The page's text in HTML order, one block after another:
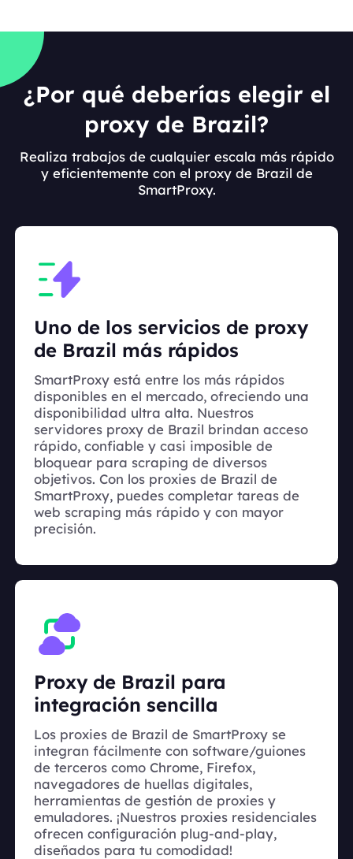
¿Por qué deberías elegir el
proxy de Brazil?
Realiza trabajos de cualquier escala más rápido
y eficientemente con el proxy de Brazil de
SmartProxy.
Uno de los servicios de proxy
de Brazil más rápidos
SmartProxy está entre los más rápidos
disponibles en el mercado, ofreciendo una
disponibilidad ultra alta. Nuestros
servidores proxy de Brazil brindan acceso
rápido, confiable y casi imposible de
bloquear para scraping de diversos
objetivos. Con los proxies de Brazil de
SmartProxy, puedes completar tareas de
web scraping más rápido y con mayor
precisión.
Proxy de Brazil para
integración sencilla
Los proxies de Brazil de SmartProxy se
integran fácilmente con software/guiones
de terceros como Chrome, Firefox,
navegadores de huellas digitales,
herramientas de gestión de proxies y
emuladores. ¡Nuestros proxies residenciales
ofrecen configuración plug-and-play,
diseñados para tu comodidad!